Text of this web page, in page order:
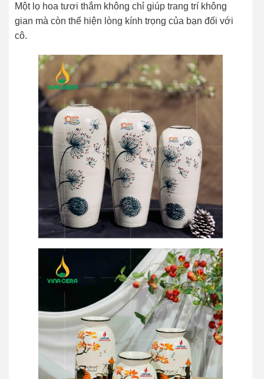
Một lọ hoa tươi thắm không chỉ giúp trang trí không
gian mà còn thể hiện lòng kính trọng của bạn đối với
cô.